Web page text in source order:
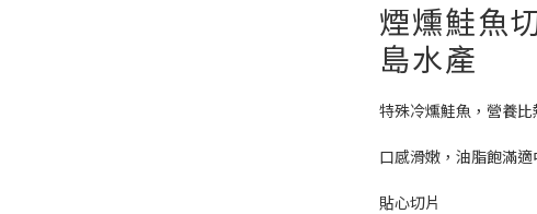
煙燻鮭魚
島水產
特殊冷燻鮭魚，營養
口感滑嫩，油脂飽滿適
貼心切片